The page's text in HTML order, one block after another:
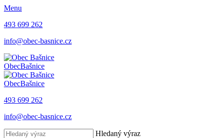
Menu
493 699 262
info@obec-basnice.cz
ObecBašnice
ObecBašnice
493 699 262
info@obec-basnice.cz
Hledaný výraz